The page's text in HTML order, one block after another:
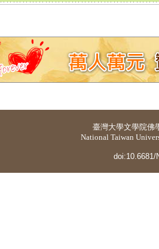
臺灣大學文學院佛
National Taiwan
doi:10.6681/